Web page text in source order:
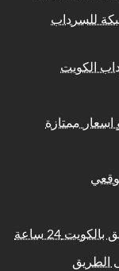
للسرداب
الكويت
ممتازة
24 ساعة
الطريق